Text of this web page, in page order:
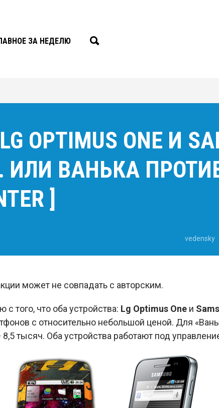
ЗА НЕДЕЛЮ
OPTIMUS ONE И
ИЛИ ВАНЬКА
]
vedensky
может не совпадать с авторским.
с того, что оба устройства: Lg Optimus Oneи
с относительно небольшой ценой. Для
тысяч. Оба устройства работают под